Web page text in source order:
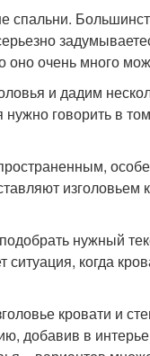
спальни.
оно очень много
и дадим
говорить в
изголовьем
нужный
когда
кровати и
добавив в